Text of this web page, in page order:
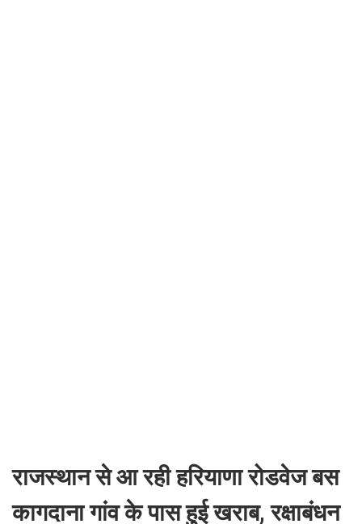
राजस्थान से आ रही हरियाणा रोडवेज बस
कागदाना गांव के पास हुई खराब, रक्षाबंधन